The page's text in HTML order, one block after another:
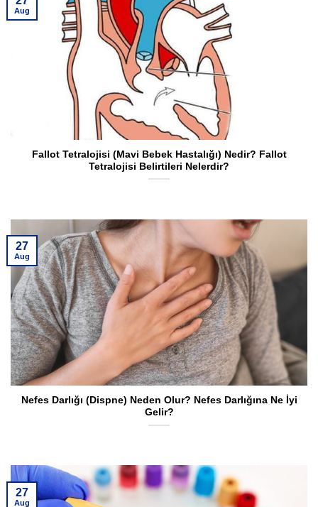
Fallot Tetralojisi (Mavi Bebek Hastalığı) Nedir? Fallot
Tetralojisi Belirtileri Nelerdir?
Aug
Nefes Darlığı (Dispne) Neden Olur? Nefes Darlığına Ne İyi
Gelir?
27
Aug
27
Aug